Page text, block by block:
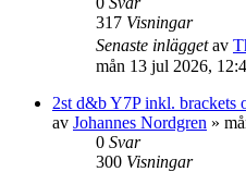
317 Visningar
Senaste inläggetav
mån 13 jul 2026,
2st d&b Y7P inkl. brackets
av Johannes Nordgren »
0 Svar
300 Visningar